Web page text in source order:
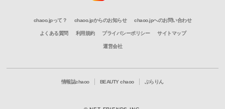
chaoo.jpって？ chaoo.jpからのお知らせ chaoo.jpへのお問い合わせ
よくある質問 利用規約 プライバシーポリシー サイトマップ
運営会社
情報誌chaoo BEAUTY chaoo ぶらりん